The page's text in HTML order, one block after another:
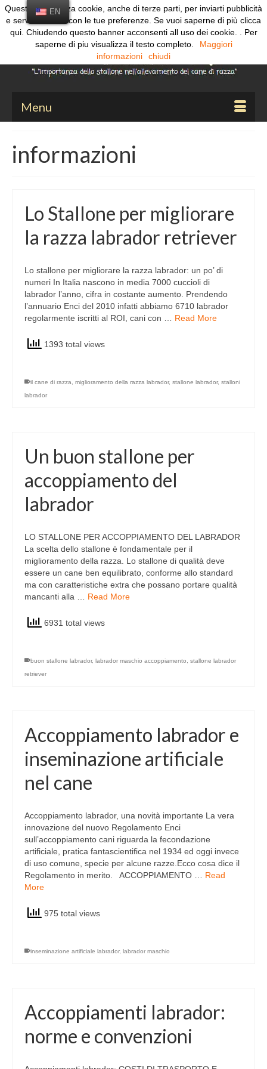
Search
for:
Menu
informazioni
Lo Stallone per migliorare
la razza labrador retriever
Lo stallone per migliorare la razza labrador: un po’ di
numeri In Italia nascono in media 7000 cuccioli di
labrador l’anno, cifra in costante aumento. Prendendo
l’annuario Enci del 2010 infatti abbiamo 6710 labrador
regolarmente iscritti al ROI, cani con … Read More
1393 total views
il cane di razza miglioramento della razza labrador, stallone labrador, stalloni
labrador
Un buon stallone per
accoppiamento del
labrador
LO STALLONE PER ACCOPPIAMENTO DEL LABRADOR
La scelta dello stallone è fondamentale per il
miglioramento della razza. Lo stallone di qualità deve
essere un cane ben equilibrato, conforme allo standard
ma con caratteristiche extra che possano portare qualità
mancanti alla … Read More
6931 total views
buon stallone labrador, labrador maschio accoppiamento
stallone labrador
retriever
Accoppiamento labrador e
inseminazione artificiale
nel cane
Accoppiamento labrador, una novità importante La vera
innovazione del nuovo Regolamento Enci
sull’accoppiamento cani riguarda la fecondazione
artificiale, pratica fantascientifica nel 1934 ed oggi invece
di uso comune, specie per alcune razze.Ecco cosa dice il
Regolamento in merito. ACCOPPIAMENTO … Read
More
975 total views
inseminazione artificiale labrador, labrador maschio
Accoppiamenti labrador:
norme e convenzioni
EN
Questo sito utilizza cookie, anche di terze parti, per inviarti pubblicità
e servizi in linea con le tue preferenze. Se vuoi saperne di più clicca
qui. Chiudendo questo banner acconsenti all uso dei cookie. . Per
saperne di piu visualizza il testo completo.
Maggiori
informazioni
chiudi